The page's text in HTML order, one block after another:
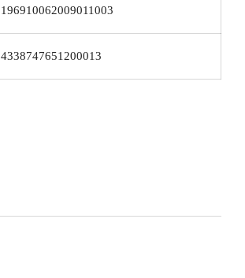
196910062009011003
4338747651200013